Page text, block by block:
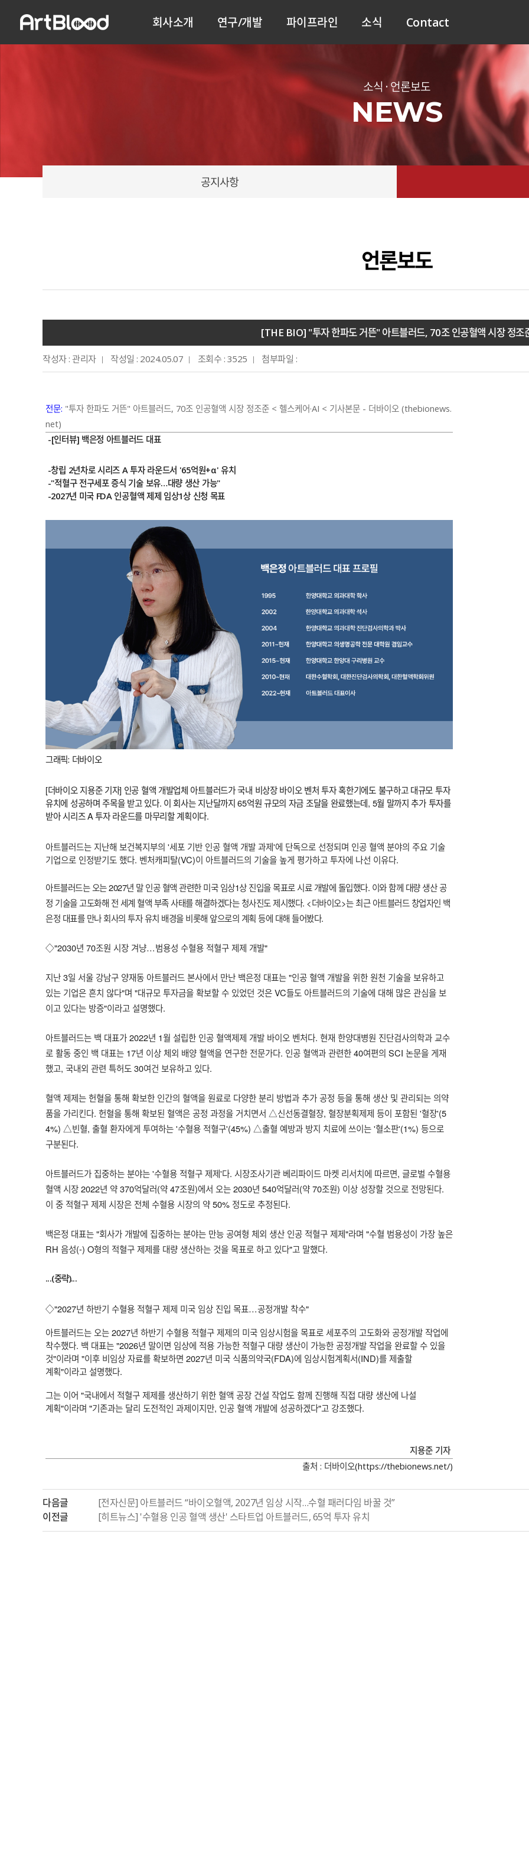
회사소개 연구/개발 파이프라인 소식 Contact
소식 · 언론보도
NEWS
공지사항
언론보도
[THE BIO] "투자 한파도 거뜬" 아트블러드, 70조 인공혈액 시장 정조
작성자 : 관리자 작성일 : 2024.05.07 조회수 : 3525 첨부파일 :
전문: "투자 한파도 거뜬" 아트블러드, 70조 인공혈액 시장 정조준 < 헬스케어·AI < 기사본문 - 더바이오 (thebionews.
net)
-[인터뷰] 백은정 아트블러드 대표
-창립 2년차로 시리즈 A 투자 라운드서 '65억원+α' 유치
-"적혈구 전구세포 증식 기술 보유…대량 생산 가능"
-2027년 미국 FDA 인공혈액 제제 임상1상 신청 목표
그래픽: 더바이오
[더바이오 지용준 기자] 인공 혈액 개발업체 아트블러드가 국내 비상장 바이오 벤처 투자 혹한기에도 불구하고 대규모 투자
유치에 성공하며 주목을 받고 있다. 이 회사는 지난달까지 65억원 규모의 자금 조달을 완료했는데, 5월 말까지 추가 투자를
받아 시리즈 A 투자 라운드를 마무리할 계획이다.
아트블러드는 지난해 보건복지부의 '세포 기반 인공 혈액 개발 과제'에 단독으로 선정되며 인공 혈액 분야의 주요 기술
기업으로 인정받기도 했다. 벤처캐피탈(VC)이 아트블러드의 기술을 높게 평가하고 투자에 나선 이유다.
아트블러드는 오는 2027년 말 인공 혈액 관련한 미국 임상1상 진입을 목표로 시료 개발에 돌입했다. 이와 함께 대량 생산 공
정 기술을 고도화해 전 세계 혈액 부족 사태를 해결하겠다는 청사진도 제시했다. <더바이오>는 최근 아트블러드 창업자인 백
은정 대표를 만나 회사의 투자 유치 배경을 비롯해 앞으로의 계획 등에 대해 들어봤다.
◇"2030년 70조원 시장 겨냥…범용성 수혈용 적혈구 제제 개발"
지난 3일 서울 강남구 양재동 아트블러드 본사에서 만난 백은정 대표는 "인공 혈액 개발을 위한 원천 기술을 보유하고
있는 기업은 흔치 않다"며 "대규모 투자금을 확보할 수 있었던 것은 VC들도 아트블러드의 기술에 대해 많은 관심을 보
이고 있다는 방증"이라고 설명했다.
아트블러드는 백 대표가 2022년 1월 설립한 인공 혈액제제 개발 바이오 벤처다. 현재 한양대병원 진단검사의학과 교수
로 활동 중인 백 대표는 17년 이상 체외 배양 혈액을 연구한 전문가다. 인공 혈액과 관련한 40여편의 SCI 논문을 게재
했고, 국내외 관련 특허도 30여건 보유하고 있다.
혈액 제제는 헌혈을 통해 확보한 인간의 혈액을 원료로 다양한 분리 방법과 추가 공정 등을 통해 생산 및 관리되는 의약
품을 가리킨다. 헌혈을 통해 확보된 혈액은 공정 과정을 거치면서 △신선동결혈장, 혈장분획제제 등이 포함된 '혈장'(5
4%) △빈혈, 출혈 환자에게 투여하는 '수혈용 적혈구'(45%) △출혈 예방과 방지 치료에 쓰이는 '혈소판'(1%) 등으로
구분된다.
아트블러드가 집중하는 분야는 '수혈용 적혈구 제제'다. 시장조사기관 베리파이드 마켓 리서치에 따르면, 글로벌 수혈용
혈액 시장 2022년 약 370억달러(약 47조원)에서 오는 2030년 540억달러(약 70조원) 이상 성장할 것으로 전망된다.
이 중 적혈구 제제 시장은 전체 수혈용 시장의 약 50% 정도로 추정된다.
백은정 대표는 "회사가 개발에 집중하는 분야는 만능 공여형 체외 생산 인공 적혈구 제제"라며 "수혈 범용성이 가장 높은
RH 음성(-) O형의 적혈구 제제를 대량 생산하는 것을 목표로 하고 있다"고 말했다.
...(중략)...
◇"2027년 하반기 수혈용 적혈구 제제 미국 임상 진입 목표…공정개발 착수"
아트블러드는 오는 2027년 하반기 수혈용 적혈구 제제의 미국 임상시험을 목표로 세포주의 고도화와 공정개발 작업에
착수했다. 백 대표는 "2026년 말이면 임상에 적용 가능한 적혈구 대량 생산이 가능한 공정개발 작업을 완료할 수 있을
것"이라며 "이후 비임상 자료를 확보하면 2027년 미국 식품의약국(FDA)에 임상시험계획서(IND)를 제출할
계획"이라고 설명했다.
그는 이어 "국내에서 적혈구 제제를 생산하기 위한 혈액 공장 건설 작업도 함께 진행해 직접 대량 생산에 나설
계획"이라며 "기존과는 달리 도전적인 과제이지만, 인공 혈액 개발에 성공하겠다"고 강조했다.
지용준 기자
출처 : 더바이오(https://thebionews.net/)
다음글
[전자신문] 아트블러드 “바이오혈액, 2027년 임상 시작…수혈 패러다임 바꿀 것”
이전글
[히트뉴스] '수혈용 인공 혈액 생산' 스타트업 아트블러드, 65억 투자 유치